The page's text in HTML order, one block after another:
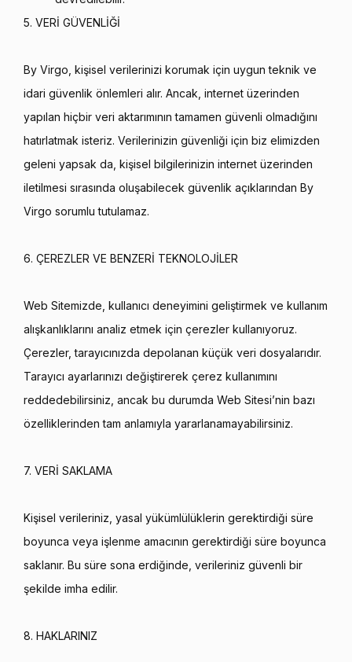
5. VERİ GÜVENLİĞİ
By Virgo, kişisel verilerinizi korumak için uygun teknik ve
idari güvenlik önlemleri alır. Ancak, internet üzerinden
yapılan hiçbir veri aktarımının tamamen güvenli olmadığını
hatırlatmak isteriz. Verilerinizin güvenliği için biz elimizden
geleni yapsak da, kişisel bilgilerinizin internet üzerinden
iletilmesi sırasında oluşabilecek güvenlik açıklarından By
Virgo sorumlu tutulamaz.
6. ÇEREZLER VE BENZERİ TEKNOLOJİLER
Web Sitemizde, kullanıcı deneyimini geliştirmek ve kullanım
alışkanlıklarını analiz etmek için çerezler kullanıyoruz.
Çerezler, tarayıcınızda depolanan küçük veri dosyalarıdır.
Tarayıcı ayarlarınızı değiştirerek çerez kullanımını
reddedebilirsiniz, ancak bu durumda Web Sitesi’nin bazı
özelliklerinden tam anlamıyla yararlanamayabilirsiniz.
7. VERİ SAKLAMA
Kişisel verileriniz, yasal yükümlülüklerin gerektirdiği süre
boyunca veya işlenme amacının gerektirdiği süre boyunca
saklanır. Bu süre sona erdiğinde, verileriniz güvenli bir
şekilde imha edilir.
8. HAKLARINIZ